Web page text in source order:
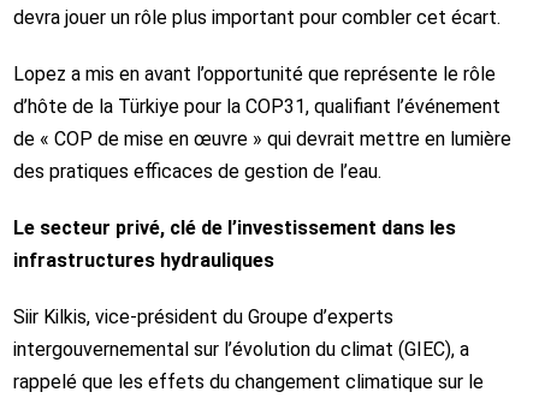
devra jouer un rôle plus important pour combler cet écart.
Lopez a mis en avant l’opportunité que représente le rôle
d’hôte de la Türkiye pour la COP31, qualifiant l’événement
de « COP de mise en œuvre » qui devrait mettre en lumière
des pratiques efficaces de gestion de l’eau.
Le secteur privé, clé de l’investissement dans les
infrastructures hydrauliques
Siir Kilkis, vice‑président du Groupe d’experts
intergouvernemental sur l’évolution du climat (GIEC), a
rappelé que les effets du changement climatique sur le